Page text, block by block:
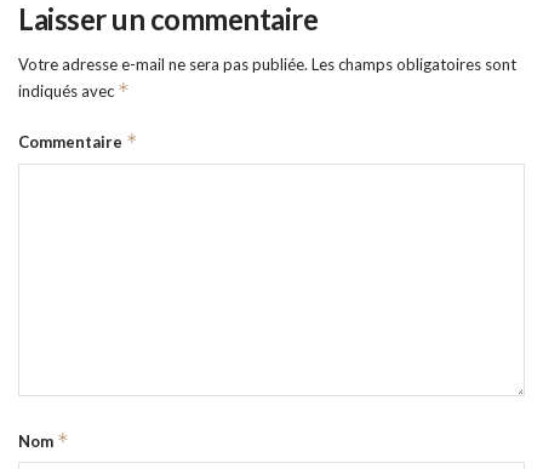
Laisser un commentaire
Votre adresse e-mail ne sera pas publiée. Les champs obligatoires sont
indiqués avec *
Commentaire *
Nom *